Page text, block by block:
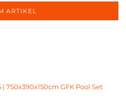
ARTIKEL